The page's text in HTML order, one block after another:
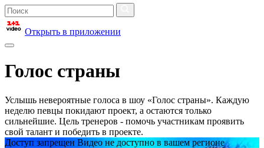
Открыть в приложении
Голос страны
Услышь невероятные голоса в шоу «Голос страны». Каждую
неделю певцы покидают проект, а остаются только
сильнейшие. Цель тренеров - помочь участникам проявить
свой талант и победить в проекте.
Доступ запрещен Видео не доступно в вашем регионе